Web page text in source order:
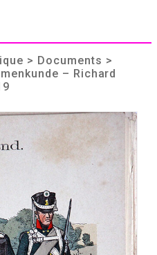
> Documents >
– Richard